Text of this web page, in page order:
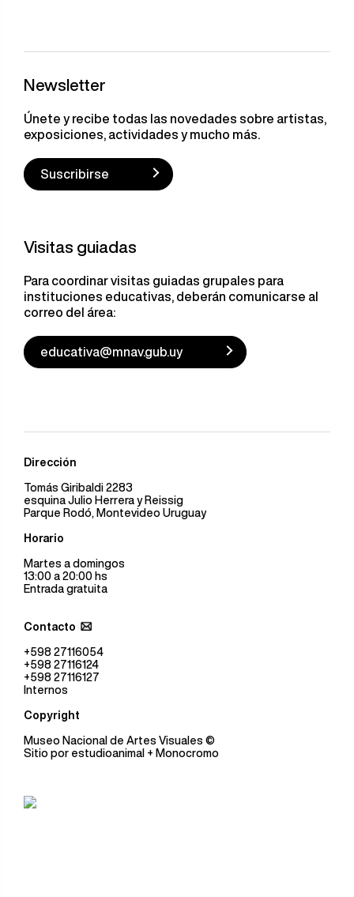
Newsletter
Únete y recibe todas las novedades sobre artistas,
exposiciones, actividades y mucho más.
Suscribirse
Visitas guiadas
Para coordinar visitas guiadas grupales para
instituciones educativas, deberán comunicarse al
correo del área:
educativa@mnav.gub.uy
Dirección
Tomás Giribaldi 2283
esquina Julio Herrera y Reissig
Parque Rodó, Montevideo Uruguay
Horario
Martes a domingos
13:00 a 20:00 hs
Entrada gratuita
Contacto
+598 27116054
+598 27116124
+598 27116127
Internos
Copyright
Museo Nacional de Artes Visuales ©
Sitio por estudioanimal + Monocromo